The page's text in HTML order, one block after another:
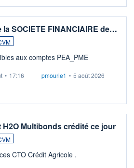
la SOCIETE FINANCIAIRE de…
accesibles aux comptes PEA_PME
• 17:16 pmourie1 • 5 août 2026
H2O Multibonds crédité ce jour
CTO Crédit Agricole .